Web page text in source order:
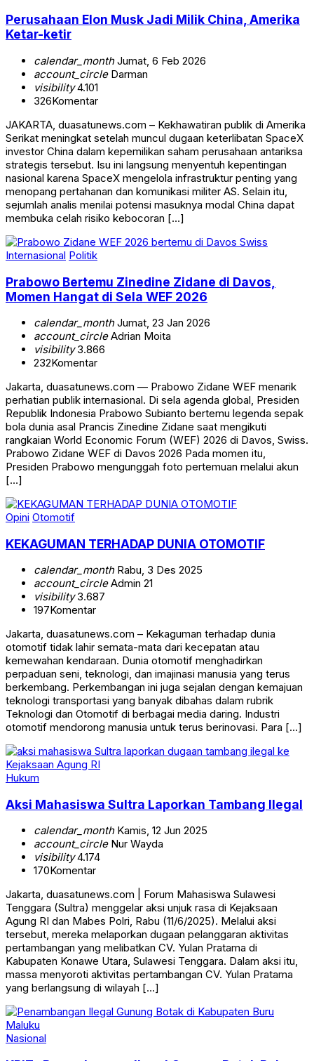
Perusahaan Elon Musk Jadi Milik China, Amerika
Ketar-ketir
calendar_monthJumat, 6 Feb 2026
account_circleDarman
visibility4.101
326Komentar
JAKARTA, duasatunews.com – Kekhawatiran publik di Amerika
Serikat meningkat setelah muncul dugaan keterlibatan SpaceX
investor China dalam kepemilikan saham perusahaan antariksa
strategis tersebut. Isu ini langsung menyentuh kepentingan
nasional karena SpaceX mengelola infrastruktur penting yang
menopang pertahanan dan komunikasi militer AS. Selain itu,
sejumlah analis menilai potensi masuknya modal China dapat
membuka celah risiko kebocoran […]
Internasional Politik
Prabowo Bertemu Zinedine Zidane di Davos,
Momen Hangat di Sela WEF 2026
calendar_monthJumat, 23 Jan 2026
account_circleAdrian Moita
visibility3.866
232Komentar
Jakarta, duasatunews.com — Prabowo Zidane WEF menarik
perhatian publik internasional. Di sela agenda global, Presiden
Republik Indonesia Prabowo Subianto bertemu legenda sepak
bola dunia asal Prancis Zinedine Zidane saat mengikuti
rangkaian World Economic Forum (WEF) 2026 di Davos, Swiss.
Prabowo Zidane WEF di Davos 2026 Pada momen itu,
Presiden Prabowo mengunggah foto pertemuan melalui akun
[…]
Opini Otomotif
KEKAGUMAN TERHADAP DUNIA OTOMOTIF
calendar_monthRabu, 3 Des 2025
account_circleAdmin 21
visibility3.687
197Komentar
Jakarta, duasatunews.com – Kekaguman terhadap dunia
otomotif tidak lahir semata-mata dari kecepatan atau
kemewahan kendaraan. Dunia otomotif menghadirkan
perpaduan seni, teknologi, dan imajinasi manusia yang terus
berkembang. Perkembangan ini juga sejalan dengan kemajuan
teknologi transportasi yang banyak dibahas dalam rubrik
Teknologi dan Otomotif di berbagai media daring. Industri
otomotif mendorong manusia untuk terus berinovasi. Para […]
Hukum
Aksi Mahasiswa Sultra Laporkan Tambang Ilegal
calendar_monthKamis, 12 Jun 2025
account_circleNur Wayda
visibility4.174
170Komentar
Jakarta, duasatunews.com | Forum Mahasiswa Sulawesi
Tenggara (Sultra) menggelar aksi unjuk rasa di Kejaksaan
Agung RI dan Mabes Polri, Rabu (11/6/2025). Melalui aksi
tersebut, mereka melaporkan dugaan pelanggaran aktivitas
pertambangan yang melibatkan CV. Yulan Pratama di
Kabupaten Konawe Utara, Sulawesi Tenggara. Dalam aksi itu,
massa menyoroti aktivitas pertambangan CV. Yulan Pratama
yang berlangsung di wilayah […]
Nasional